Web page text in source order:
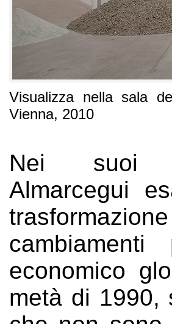
Visualizza nella sala
Vienna, 2010
Nei suoi
Almarcegui
economico
metà di 1990,